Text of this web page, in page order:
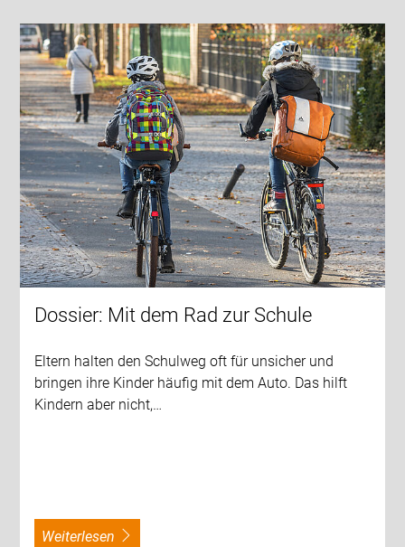
Dossier: Mit dem Rad zur Schule
Eltern halten den Schulweg oft für unsicher und
bringen ihre Kinder häufig mit dem Auto. Das hilft
Kindern aber nicht,…
weiterlesen